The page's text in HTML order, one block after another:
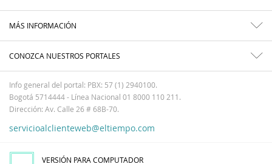
MÁS INFORMACIÓN
CONOZCA NUESTROS PORTALES
Info general del portal: PBX: 57 (1) 2940100.
Bogotá 5714444 - Línea Nacional 01 8000 110 211.
Dirección: Av. Calle 26 # 68B-70.
servicioalclienteweb@eltiempo.com
VERSIÓN PARA COMPUTADOR